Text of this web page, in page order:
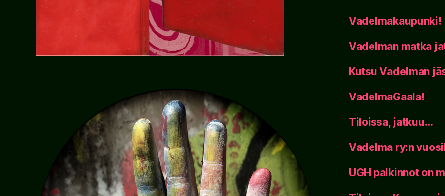
Vadelmakaupunki!
Vadelman matka
Kutsu Vadelman
VadelmaGaala!
Tiloissa, jatkuu…
Vadelma ry:n
UGH palkinnot on